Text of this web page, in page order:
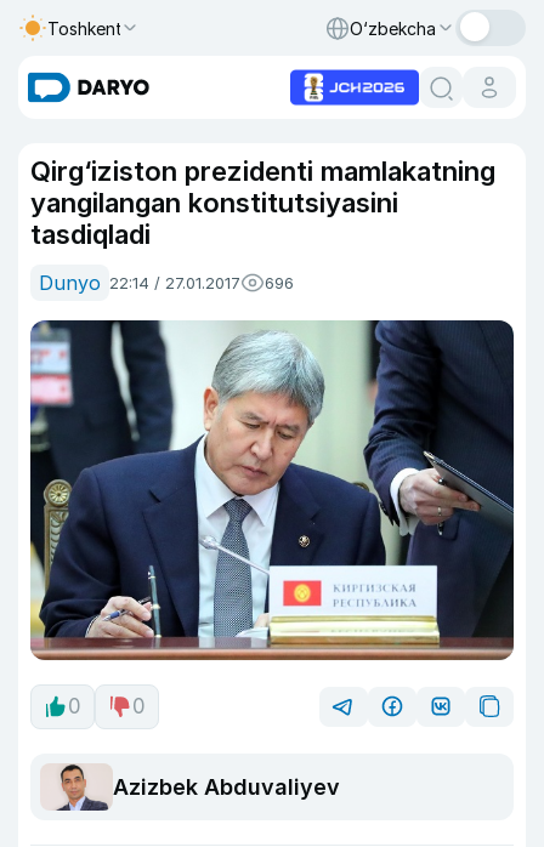
Toshkent O‘zbekcha
Qirg‘iziston prezidenti mamlakatning
yangilangan konstitutsiyasini
tasdiqladi
Dunyo 22:14 / 27.01.2017 696
0 0
Azizbek Abduvaliyev